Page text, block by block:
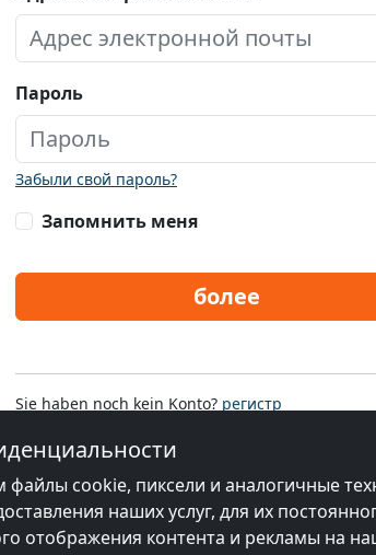
Пароль
Забыли свой пароль?
Запомнить меня
более
Sie haben noch kein Konto? регистр
cookie, пиксели и аналогичные
наших услуг, для их
отображения контента и рекламы на